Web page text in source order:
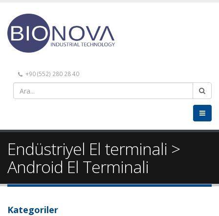
+90 (552) 280 28 40
Endüstriyel El terminali >
Android El Terminali
Kategoriler